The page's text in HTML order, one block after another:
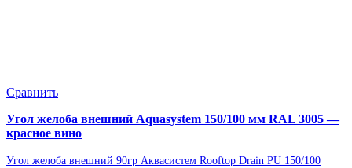
Сравнить
Угол желоба внешний Aquasystem 150/100 мм RAL 3005 —
красное вино
Угол желоба внешний 90гр Аквасистем Rooftop Drain PU 150/100